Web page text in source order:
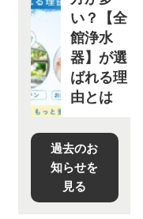
い？【全
館浄水
器】が選
ばれる理
由とは
過去のお
知らせを
見る